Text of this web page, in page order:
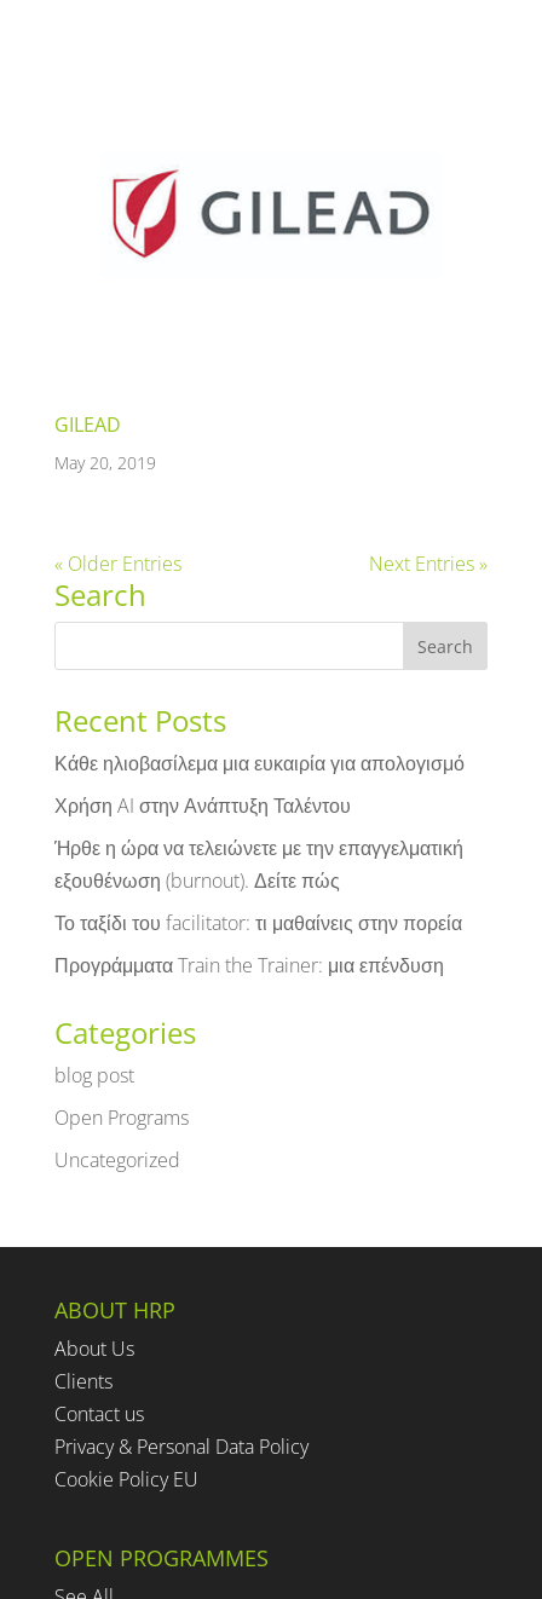
GILEAD
May 20, 2019
« Older Entries Next Entries »
Search
Recent Posts
Κάθε ηλιοβασίλεμα μια ευκαιρία για απολογισμό
Χρήση AI στην Ανάπτυξη Ταλέντου
Ήρθε η ώρα να τελειώνετε με την επαγγελματική
εξουθένωση (burnout). Δείτε πώς
Το ταξίδι του facilitator: τι μαθαίνεις στην πορεία
Προγράμματα Train the Trainer: μια επένδυση
Categories
blog post
Open Programs
Uncategorized
ABOUT HRP
About Us
Clients
Contact us
Privacy & Personal Data Policy
Cookie Policy EU
OPEN PROGRAMMES